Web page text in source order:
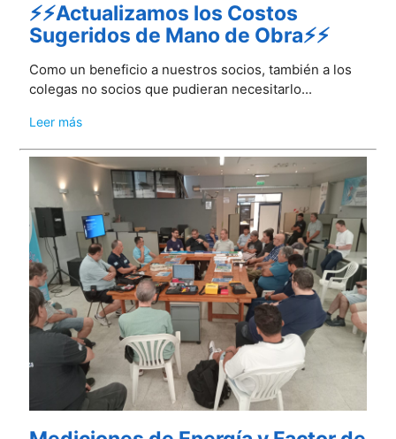
⚡⚡Actualizamos los Costos
Sugeridos de Mano de Obra⚡⚡
Como un beneficio a nuestros socios, también a los
colegas no socios que pudieran necesitarlo...
Leer más